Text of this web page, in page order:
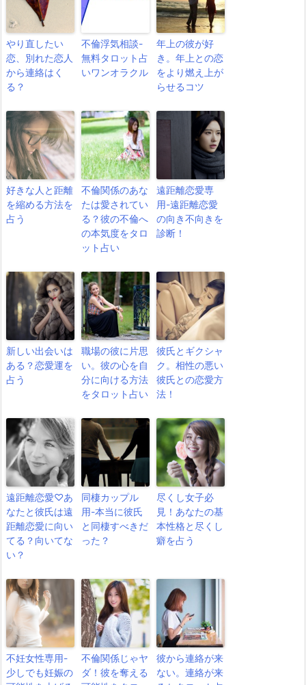
やり直したい
恋、別れた恋人
から連絡はく
る？
不倫浮気相談-
無料タロット占
いワンオラクル
年上の彼が好
き。年上との恋
をより燃え上が
らせるコツ
好きな人と距離
を縮める方法を
占う
不倫関係のあな
たは愛されてい
る？彼の不倫へ
の本気度をタロ
ット占い
遠距離恋愛専
用-遠距離恋愛
の向き不向きを
診断！
新しい出会いは
ある？恋愛運を
占う
職場の彼に片思
い。彼の心を自
分に向ける方法
をタロット占い
彼氏とギクシャ
ク。相性の悪い
彼氏との恋愛方
法！
遠距離恋愛♡あ
なたと彼氏は遠
距離恋愛に向い
てる？向いてな
い？
同棲カップル
用-本当に彼氏
と同棲すべきだ
った？
尽くし女子必
見！あなたの基
本性格と尽くし
癖を占う
不妊女性専用-
少しでも妊娠の
不倫関係じゃヤ
ダ！彼を奪える
彼から連絡が来
ない。連絡が来